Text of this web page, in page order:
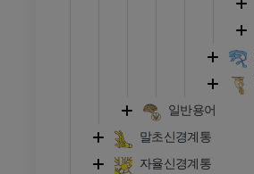
일반용어
말초신경계통
자율신경계통